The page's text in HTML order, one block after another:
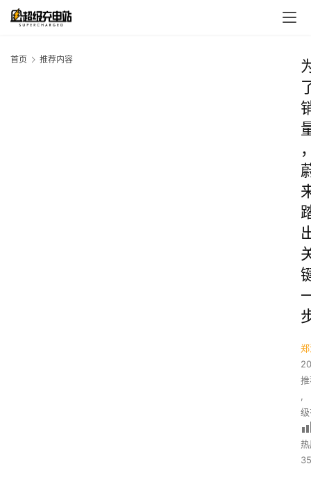
首页 推荐内容
,